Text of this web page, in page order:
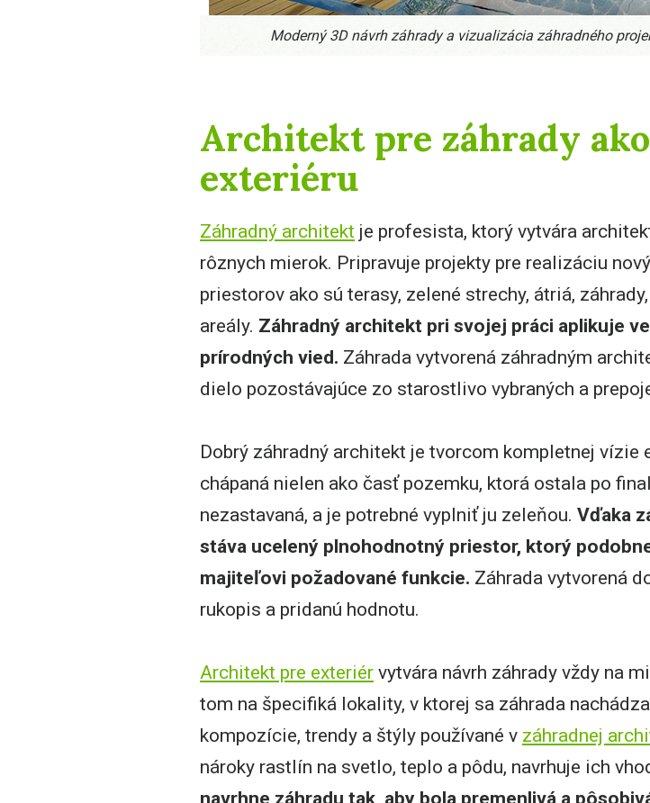
Moderný 3D návrh záhrady a vizualizácia záhradného
Architekt pre záhrady
exteriéru
Záhradný architekt je profesista, ktorý vytvára
rôznych mierok. Pripravuje projekty pre realizáciu
priestorov ako sú terasy, zelené strechy, átriá,
areály. Záhradný architekt pri svojej práci aplikuje
prírodných vied. Záhrada vytvorená záhradným
dielo pozostávajúce zo starostlivo vybraných a
Dobrý záhradný architekt je tvorcom kompletnej vízie
chápaná nielen ako časť pozemku, ktorá ostala po
nezastavaná, a je potrebné vyplniť ju zeleňou. Vďaka
stáva ucelený plnohodnotný priestor, ktorý
majiteľovi požadované funkcie. Záhrada vytvorená
rukopis a pridanú hodnotu.
Architekt pre exteriér vytvára návrh záhrady vždy na
tom na špecifiká lokality, v ktorej sa záhrada
kompozície, trendy a štýly používané v záhradnej
nároky rastlín na svetlo, teplo a pôdu, navrhuje ich
navrhne záhradu tak, aby bola premenlivá a